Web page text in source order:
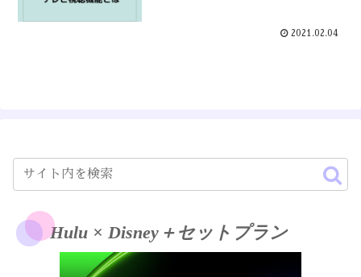
2021.02.04
Hulu × Disney＋セットプラン